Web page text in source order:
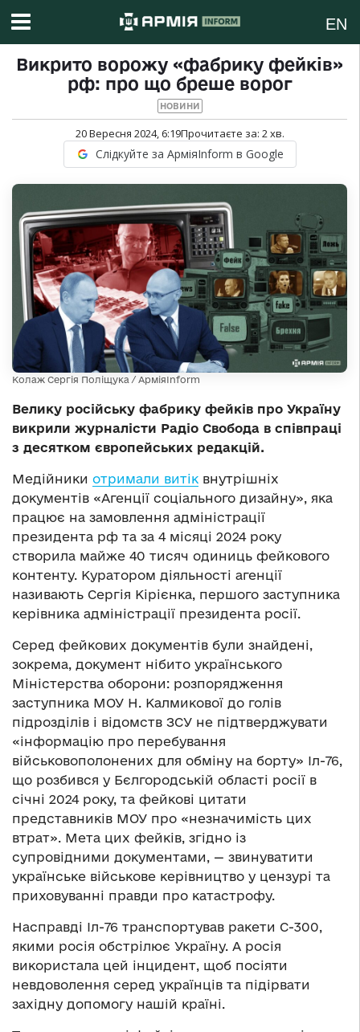
EN
Викрито ворожу «фабрику фейків»
рф: про що бреше ворог
НОВИНИ
20 Вересня 2024, 6:19Прочитаєте за: 2хв.
Слідкуйте за АрміяInform в Google
Колаж Сергія Поліщука / АрміяInform
Велику російську фабрику фейків про Україну
викрили журналісти Радіо Свобода в співпраці
з десятком європейських редакцій.
Медійники отримали витік внутрішніх
документів «Агенції соціального дизайну», яка
працює на замовлення адміністрації
президента рф та за 4 місяці 2024 року
створила майже 40 тисяч одиниць фейкового
контенту. Куратором діяльності агенції
називають Сергія Кірієнка, першого заступника
керівника адміністрації президента росії.
Серед фейкових документів були знайдені,
зокрема, документ нібито українського
Міністерства оборони: розпорядження
заступника МОУ Н. Калмикової до голів
підрозділів і відомств ЗСУ не підтверджувати
«інформацію про перебування
військовополонених для обміну на борту» Іл-76,
що розбився у Бєлгородській області росії в
січні 2024 року, та фейкові цитати
представників МОУ про «незначимість цих
втрат». Мета цих фейків, згідно із
супровідними документами, — звинуватити
українське військове керівництво у цензурі та
приховуванні правди про катастрофу.
Насправді Іл-76 транспортував ракети С-300,
якими росія обстрілює Україну. А росія
використала цей інцидент, щоб посіяти
невдоволення серед українців та підірвати
західну допомогу нашій країні.